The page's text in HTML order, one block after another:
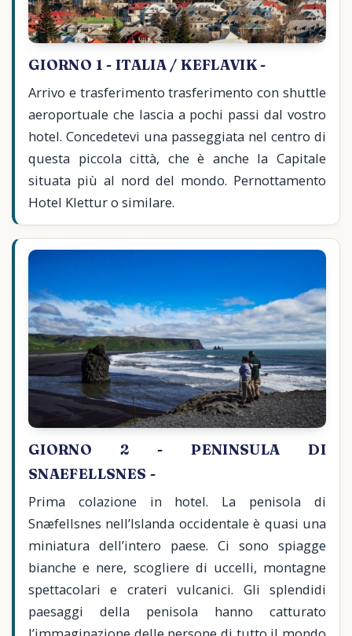
GIORNO 1 - ITALIA / KEFLAVIK -
Arrivo e trasferimento trasferimento con shuttle
aeroportuale che lascia a pochi passi dal vostro
hotel. Concedetevi una passeggiata nel centro di
questa piccola città, che è anche la Capitale
situata più al nord del mondo. Pernottamento
Hotel Klettur o similare.
GIORNO 2 - PENINSULA DI
SNAEFELLSNES -
Prima colazione in hotel. La penisola di
Snæfellsnes nell’Islanda occidentale è quasi una
miniatura dell’intero paese. Ci sono spiagge
bianche e nere, scogliere di uccelli, montagne
spettacolari e crateri vulcanici. Gli splendidi
paesaggi della penisola hanno catturato